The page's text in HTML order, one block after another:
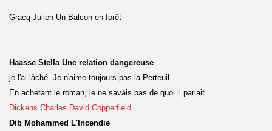
Gracq Julien Un Balcon en forêt
Haasse Stella Une relation dangereuse
je l'ai lâché. Je n'aime toujours pas la Perteuil.
En achetant le roman, je ne savais pas de quoi il parlait...
Dickens Charles David Copperfield
Dib Mohammed L'Incendie